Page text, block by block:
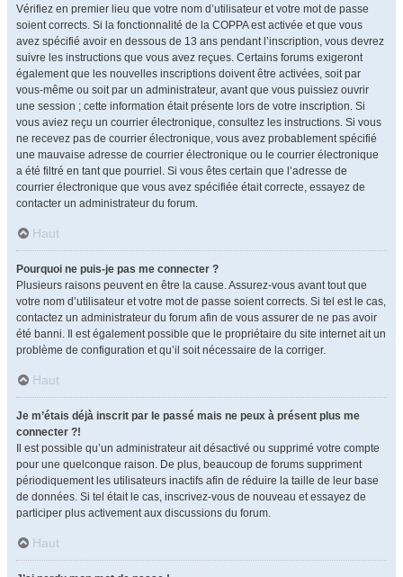
Vérifiez en premier lieu que votre nom d’utilisateur et votre mot de passe
soient corrects. Si la fonctionnalité de la COPPA est activée et que vous
avez spécifié avoir en dessous de 13 ans pendant l’inscription, vous devrez
suivre les instructions que vous avez reçues. Certains forums exigeront
également que les nouvelles inscriptions doivent être activées, soit par
vous-même ou soit par un administrateur, avant que vous puissiez ouvrir
une session ; cette information était présente lors de votre inscription. Si
vous aviez reçu un courrier électronique, consultez les instructions. Si vous
ne recevez pas de courrier électronique, vous avez probablement spécifié
une mauvaise adresse de courrier électronique ou le courrier électronique
a été filtré en tant que pourriel. Si vous êtes certain que l’adresse de
courrier électronique que vous avez spécifiée était correcte, essayez de
contacter un administrateur du forum.
Haut
Pourquoi ne puis-je pas me connecter ?
Plusieurs raisons peuvent en être la cause. Assurez-vous avant tout que
votre nom d’utilisateur et votre mot de passe soient corrects. Si tel est le cas,
contactez un administrateur du forum afin de vous assurer de ne pas avoir
été banni. Il est également possible que le propriétaire du site internet ait un
problème de configuration et qu’il soit nécessaire de la corriger.
Haut
Je m’étais déjà inscrit par le passé mais ne peux à présent plus me
connecter ?!
Il est possible qu’un administrateur ait désactivé ou supprimé votre compte
pour une quelconque raison. De plus, beaucoup de forums suppriment
périodiquement les utilisateurs inactifs afin de réduire la taille de leur base
de données. Si tel était le cas, inscrivez-vous de nouveau et essayez de
participer plus activement aux discussions du forum.
Haut